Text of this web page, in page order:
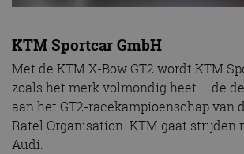
KTM Sportcar GmbH
Met de KTM X-Bow GT2 wordt KTM
zoals het merk volmondig heet – de
aan het GT2-racekampioenschap van
Ratel Organisation. KTM gaat strijden
Audi.